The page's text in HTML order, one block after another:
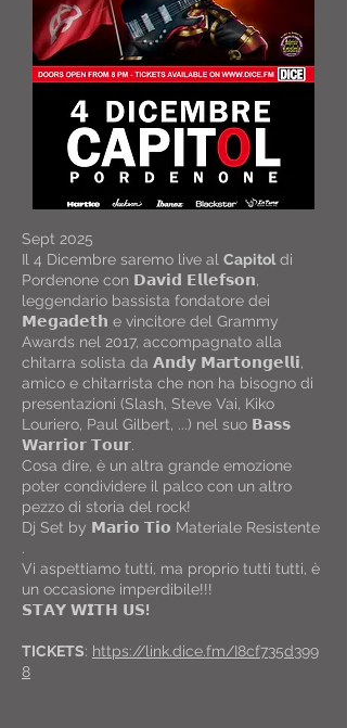
Sept 2025
Il 4 Dicembre saremo live al Capitol di
Pordenone con 𝗗𝗮𝘃𝗶𝗱 𝗘𝗹𝗹𝗲𝗳𝘀𝗼𝗻,
leggendario bassista fondatore dei
𝗠𝗲𝗴𝗮𝗱𝗲𝘁𝗵 e vincitore del Grammy
Awards nel 2017, accompagnato alla
chitarra solista da 𝗔𝗻𝗱𝘆 𝗠𝗮𝗿𝘁𝗼𝗻𝗴𝗲𝗹𝗹𝗶,
amico e chitarrista che non ha bisogno di
presentazioni (Slash, Steve Vai, Kiko
Louriero, Paul Gilbert, ...) nel suo 𝗕𝗮𝘀𝘀
𝗪𝗮𝗿𝗿𝗶𝗼𝗿 𝗧𝗼𝘂𝗿.
Cosa dire, è un altra grande emozione
poter condividere il palco con un altro
pezzo di storia del rock!
Dj Set by 𝗠𝗮𝗿𝗶𝗼 𝗧𝗶𝗼 Materiale Resistente
.
Vi aspettiamo tutti, ma proprio tutti tutti, è
un occasione imperdibile!!!
𝗦𝗧𝗔𝗬 𝗪𝗜𝗧𝗛 𝗨𝗦!
TICKETS: https://link.dice.fm/I8cf735d399
8